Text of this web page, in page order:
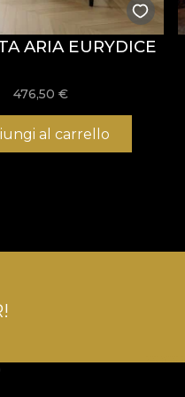
ARIA EURYDICE
476,50 €
al carrello